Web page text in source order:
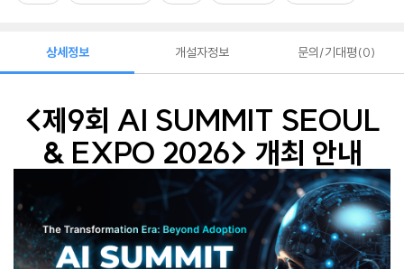
상세정보
<제9회 AI SUMMIT SEOUL
& EXPO 2026> 개최 안내
개설자정보 문의/기대평 0